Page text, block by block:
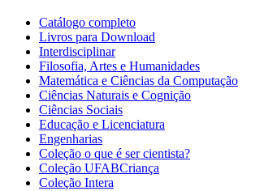
Catálogo completo
Livros para Download
Interdisciplinar
Filosofia, Artes e Humanidades
Matemática e Ciências da Computação
Ciências Naturais e Cognição
Ciências Sociais
Educação e Licenciatura
Engenharias
Coleção o que é ser cientista?
Coleção UFABCriança
Coleção Intera